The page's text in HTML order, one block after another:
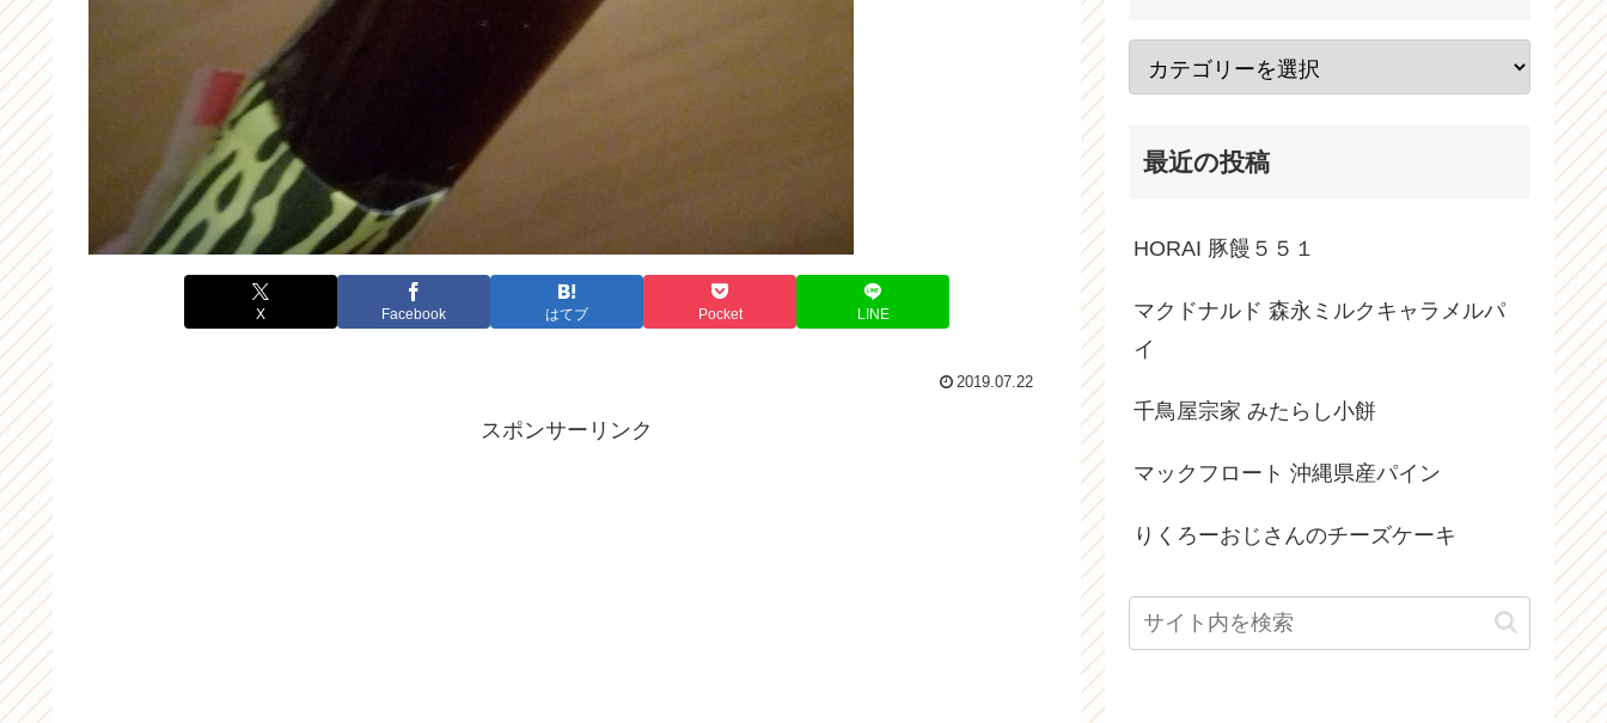
X Facebook はてブ Pocket LINE
2019.07.22
スポンサーリンク
最近の投稿
HORAI 豚饅５５１
マクドナルド 森永ミルクキャラメルパ
イ
千鳥屋宗家 みたらし小餅
マックフロート 沖縄県産パイン
りくろーおじさんのチーズケーキ